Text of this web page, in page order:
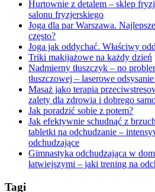
Hurtownie z detalem – sklep
salonu fryzjerskiego
Joga dla par Warszawa.
często?
Joga jak oddychać. Właściwy
Triki makijażowe na każdy dzień
Nadmierny tłuszczyk – no
tłuszczowej – laserowe
Masaż jako terapia
zalety dla zdrowia i dobrego
Jak poradzić sobie z potem?
Jak efektywnie schudnąć z
tabletki na odchudzanie –
odchudzające
Gimnastyka odchudzająca w
łatwiejszymi – jaki trening na
Tagi